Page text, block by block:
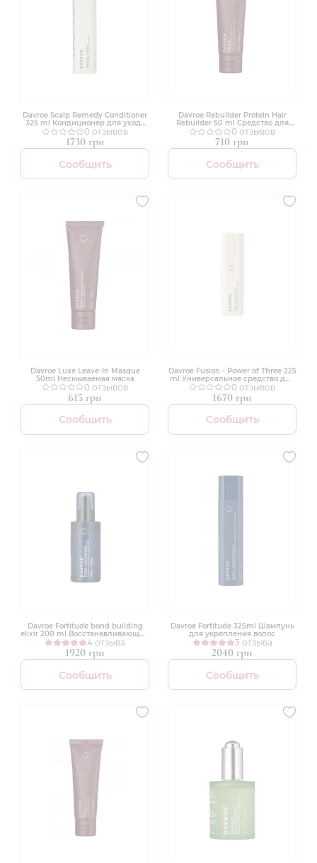
Davroe Scalp Remedy Conditioner
325 ml Кондиционер для ухода
за кожей головы
0 отзывов
1730 грн
Сообщить
Davroe Rebuilder Protein Hair
Rebuilder 50 ml Средство для
реконструкции волос
0 отзывов
710 грн
Сообщить
Davroe Luxe Leave-In Masque
50ml Несмываемая маска
0 отзывов
615 грн
Сообщить
Davroe Fusion - Power of Three 225
ml Универсальное средство для
мытья и кондиционирования
волос
0 отзывов
1670 грн
Сообщить
Davroe Fortitude bond building
elixir 200 ml Восстанавливающий
уход4 отзыва
1920 грн
Сообщить
Davroe Fortitude 325ml Шампунь
для укрепления волос
3 отзыва
2040 грн
Сообщить